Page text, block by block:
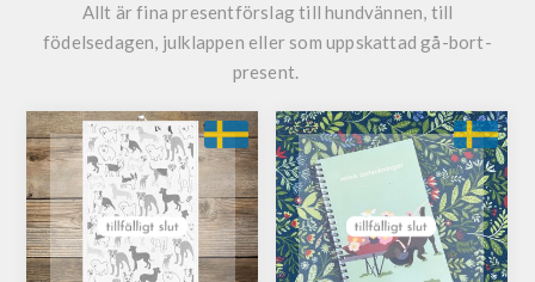
Allt är fina presentförslag till hundvännen, till
födelsedagen, julklappen eller som uppskattad gå-bort-
present.